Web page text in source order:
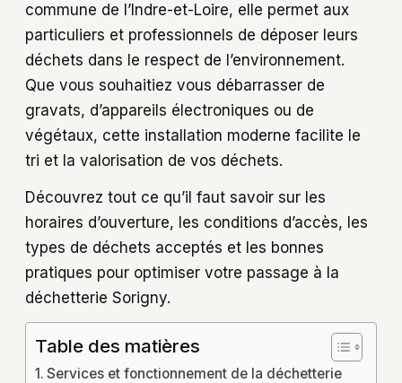
commune de l’Indre-et-Loire, elle permet aux
particuliers et professionnels de déposer leurs
déchets dans le respect de l’environnement.
Que vous souhaitiez vous débarrasser de
gravats, d’appareils électroniques ou de
végétaux, cette installation moderne facilite le
tri et la valorisation de vos déchets.
Découvrez tout ce qu’il faut savoir sur les
horaires d’ouverture, les conditions d’accès, les
types de déchets acceptés et les bonnes
pratiques pour optimiser votre passage à la
déchetterie Sorigny.
Table des matières
Services et fonctionnement de la déchetterie